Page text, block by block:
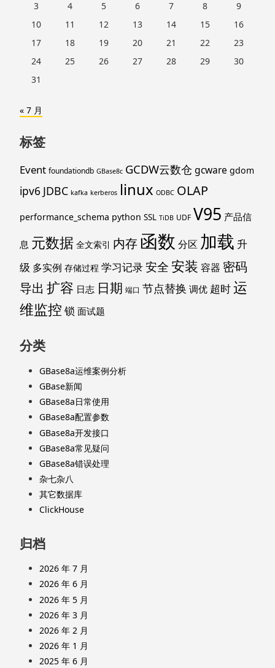
3 4 5 6 7 8
9
10
11 12 13 14 15
16
17
18 19 20 21 22
23
24
25 26 27 28 29
30
31
« 7 月
标签
Event foundationdb GBase8c GCDW云数仓 gcware gdom
ipv6 JDBC kafka kerberos linux ODBC OLAP
performance_schema python SSL TiDB UDF V95 产品信
息 元数据 全文索引 内存函数 分区 加载 升
级 多实例 存储过程 学习记录安全安装 容器 密码
导出 扩容 日志 日期 端口 节点替换 调优 超时运
维监控 锁 面试题
分类
GBase8a运维案例分析
GBase新闻
GBase8a日常使用
GBase8a配置参数
GBase8a开发接口
GBase8a常见疑问
GBase8a错误处理
杂七杂八
其它数据库
ClickHouse
归档
2026 年 7 月
2026 年 6 月
2026 年 5 月
2026 年 3 月
2026 年 2 月
2026 年 1 月
2025 年 6 月